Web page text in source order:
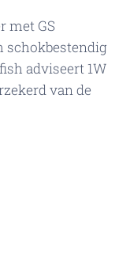
met GS
schokbestendig
adviseert 1W
van de